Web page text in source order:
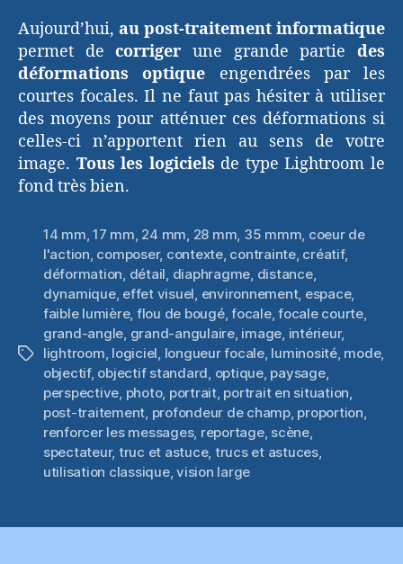
Aujourd’hui, au post-traitement informatique
permet decorriger une grande partiedes
déformations optique engendrées par les
courtes focales. Il ne faut pas hésiter à utiliser
des moyens pour atténuer ces déformations si
celles-ci n’apportent rien au sens de votre
image. Tous les logiciels de type Lightroom le
fond très bien.
Étiquettes
14 mm,17 mm, 24 mm, 28 mm, 35 mmm, coeur de
l'action, composer, contexte, contrainte, créatif,
déformation, détail, diaphragme, distance,
dynamique, effet visuel, environnement, espace,
faible lumière, flou de bougé,focale,focale courte,
grand-angle, grand-angulaire, image, intérieur,
lightroom, logiciel, longueur focale, luminosité, mode,
objectif, objectif standard, optique, paysage,
perspective, photo, portrait, portrait en situation,
post-traitement, profondeur de champ, proportion,
renforcer les messages, reportage, scène,
spectateur, truc et astuce, trucs et astuces,
utilisation classique,vision large